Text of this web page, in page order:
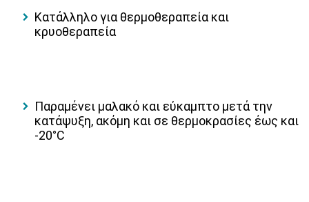
Κατάλληλο για θερμοθεραπεία και
κρυοθεραπεία
Παραμένει μαλακό και εύκαμπτο μετά την
κατάψυξη, ακόμη και σε θερμοκρασίες έως και
-20°C